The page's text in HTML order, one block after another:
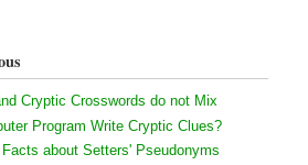
Cryptic Crosswords do not Mix
Program Write Cryptic Clues?
about Setters' Pseudonyms